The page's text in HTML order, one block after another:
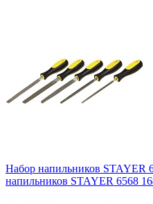
Набор напильников STAYER
напильников STAYER 6568